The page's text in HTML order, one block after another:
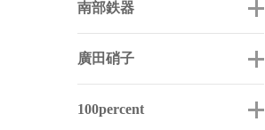
南部鉄器
廣田硝子
100percent